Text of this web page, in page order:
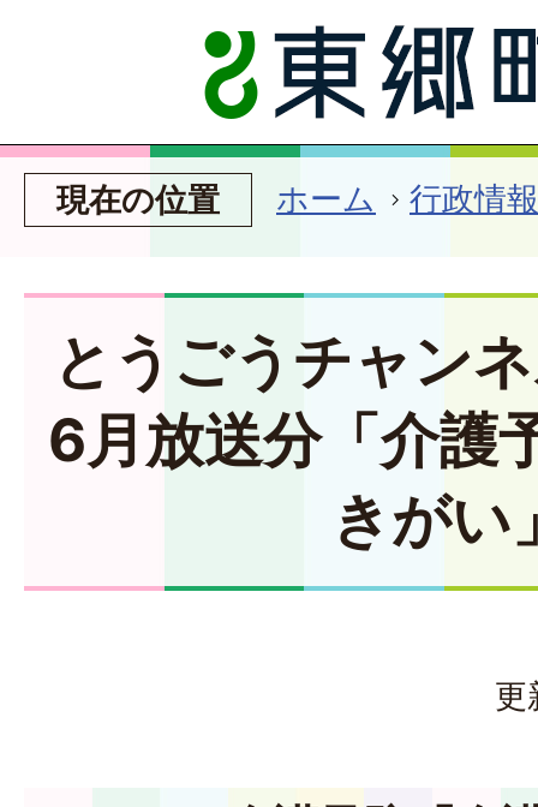
現在の位置 ホーム 行政情報
とうごうチャン
6月放送分「介護
きがい
更